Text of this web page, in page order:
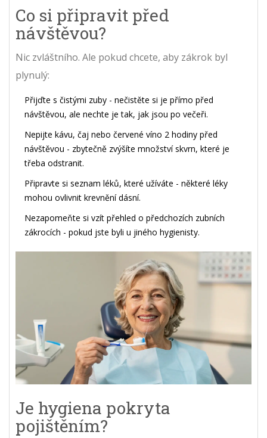
Co si připravit před
návštěvou?
Nic zvláštního. Ale pokud chcete, aby zákrok byl
plynulý:
Přijďte s čistými zuby - nečistěte si je přímo před
návštěvou, ale nechte je tak, jak jsou po večeři.
Nepijte kávu, čaj nebo červené víno 2 hodiny před
návštěvou - zbytečně zvýšíte množství skvrn, které je
třeba odstranit.
Připravte si seznam léků, které užíváte - některé léky
mohou ovlivnit krevnění dásní.
Nezapomeňte si vzít přehled o předchozích zubních
zákrocích - pokud jste byli u jiného hygienisty.
Je hygiena pokryta
pojištěním?